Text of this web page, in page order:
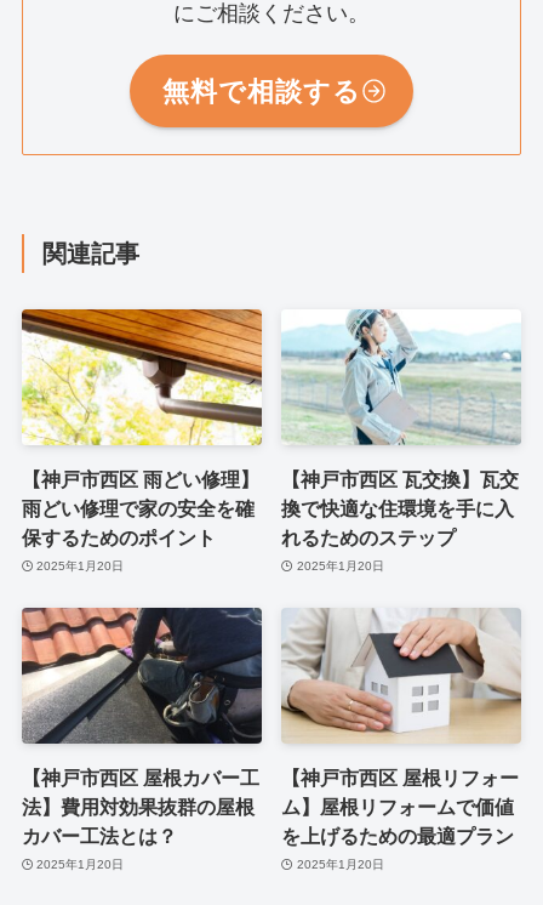
にご相談ください。
無料で相談する
関連記事
【神戸市西区 雨どい修理】
雨どい修理で家の安全を確
保するためのポイント
2025年1月20日
【神戸市西区 瓦交換】瓦交
換で快適な住環境を手に入
れるためのステップ
2025年1月20日
【神戸市西区 屋根カバー工
法】費用対効果抜群の屋根
カバー工法とは？
2025年1月20日
【神戸市西区 屋根リフォー
ム】屋根リフォームで価値
を上げるための最適プラン
2025年1月20日